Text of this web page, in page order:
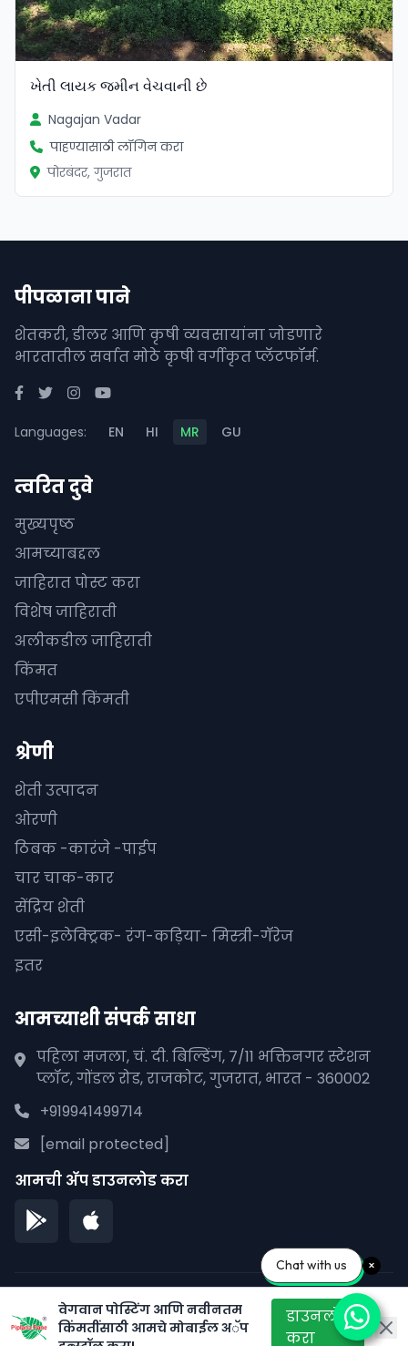
ખેતી લાયક જમીન વેચવાની છે
Nagajan Vadar
पाहण्यासाठी लॉगिन करा
पोरबंदर, गुजरात
पीपळाना पाने
शेतकरी, डीलर आणि कृषी व्यवसायांना जोडणारे
भारतातील सर्वात मोठे कृषी वर्गीकृत प्लॅटफॉर्म.
Languages: EN HI MR GU
त्वरित दुवे
मुख्यपृष्ठ
आमच्याबद्दल
जाहिरात पोस्ट करा
विशेष जाहिराती
अलीकडील जाहिराती
किंमत
एपीएमसी किंमती
श्रेणी
शेती उत्पादन
ओरणी
ठिबक -कारंजे -पाईप
चार चाक-कार
सेंद्रिय शेती
एसी-इलेक्ट्रिक- रंग-कड़िया- मिस्त्री-गॅरेज
इतर
आमच्याशी संपर्क साधा
पहिला मजला, चं. दी. बिल्डिंग, 7/11 भक्तिनगर स्टेशन
प्लॉट, गोंडल रोड, राजकोट, गुजरात, भारत - 360002
+919941499714
[email protected]
आमची अ‍ॅप डाउनलोड करा
© 2026 पीपळाना पाने. सर्व हक्क राखीव.
गोपनीयता धोरण
सेवेच्या अटी साइटमॅप
वेगवान पोस्टिंग आणि नवीनतम
किंमतींसाठी आमचे मोबाईल अॅप
डाउनलोड
करा
Chat with us